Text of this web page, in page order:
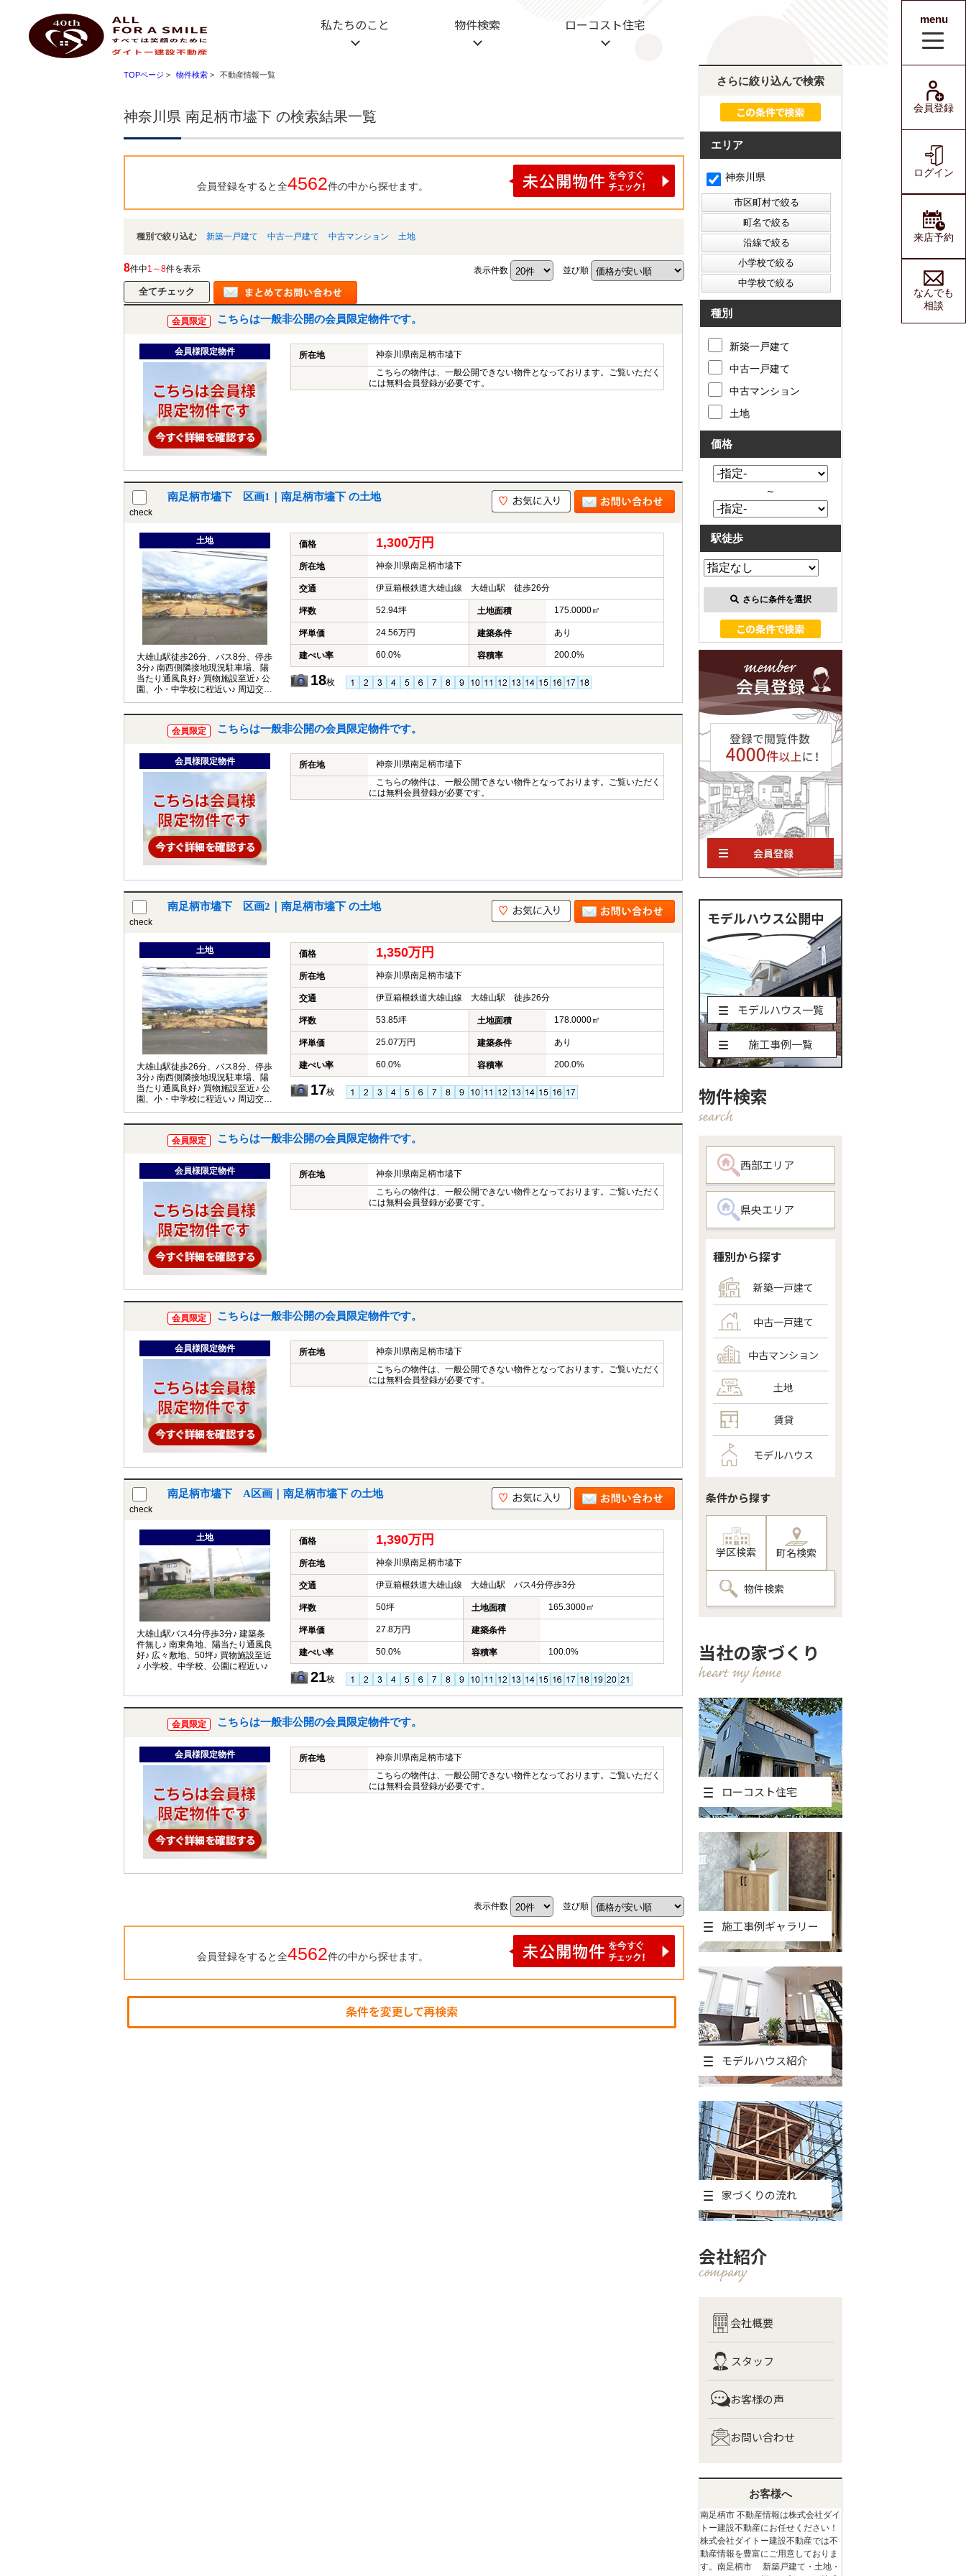
神奈川県 南足柄市壗下 ｜小田原 不動産 ハートマイホーム ダイトー建設不動産
私たちのこと 物件検索 ローコスト住宅
ダイトー建設不動産
menu
会員登録
ログイン
来店予約
なんでも
相談
TOPページ > 物件検索 > 不動産情報一覧
神奈川県 南足柄市壗下 の検索結果一覧
会員登録をすると全4562件の中から探せます。
種別で絞り込む 新築一戸建て 中古一戸建て 中古マンション 土地
8件中1～8件を表示 表示件数 並び順
会員限定 こちらは一般非公開の会員限定物件です。
会員様限定物件 所在地
神奈川県南足柄市壗下
こちらの物件は、一般公開できない物件となっております。ご覧いただく
には無料会員登録が必要です。
check
南足柄市壗下 区画1｜南足柄市壗下 の土地
土地
大雄山駅徒歩26分、バス8分、停歩
3分♪ 南西側隣接地現況駐車場、陽
当たり通風良好♪ 買物施設至近♪ 公
園、小・中学校に程近い♪ 周辺交通
量少なめ♪
価格 1,300万円
所在地 神奈川県南足柄市壗下
交通 伊豆箱根鉄道大雄山線 大雄山駅 徒歩26分
坪数 52.94坪 土地面積 175.0000㎡
坪単価 24.56万円 建築条件 あり
建ぺい率 60.0% 容積率 200.0%
18枚
会員限定 こちらは一般非公開の会員限定物件です。
会員様限定物件 所在地
神奈川県南足柄市壗下
こちらの物件は、一般公開できない物件となっております。ご覧いただく
には無料会員登録が必要です。
check
南足柄市壗下 区画2｜南足柄市壗下 の土地
土地
大雄山駅徒歩26分、バス8分、停歩
3分♪ 南西側隣接地現況駐車場、陽
当たり通風良好♪ 買物施設至近♪ 公
園、小・中学校に程近い♪ 周辺交通
量少なめ♪
価格 1,350万円
所在地 神奈川県南足柄市壗下
交通 伊豆箱根鉄道大雄山線 大雄山駅 徒歩26分
坪数 53.85坪 土地面積 178.0000㎡
坪単価 25.07万円 建築条件 あり
建ぺい率 60.0% 容積率 200.0%
17枚
会員限定 こちらは一般非公開の会員限定物件です。
会員様限定物件 所在地
神奈川県南足柄市壗下
こちらの物件は、一般公開できない物件となっております。ご覧いただく
には無料会員登録が必要です。
会員限定 こちらは一般非公開の会員限定物件です。
会員様限定物件 所在地
神奈川県南足柄市壗下
こちらの物件は、一般公開できない物件となっております。ご覧いただく
には無料会員登録が必要です。
check
南足柄市壗下 A区画｜南足柄市壗下 の土地
土地
大雄山駅バス4分停歩3分♪ 建築条
件無し♪ 南東角地、陽当たり通風良
好♪ 広々敷地、50坪♪ 買物施設至近
♪ 小学校、中学校、公園に程近い♪
価格 1,390万円
所在地 神奈川県南足柄市壗下
交通 伊豆箱根鉄道大雄山線 大雄山駅 バス4分停歩3分
坪数 50坪 土地面積 165.3000㎡
坪単価 27.8万円 建築条件
建ぺい率 50.0% 容積率 100.0%
21枚
会員限定 こちらは一般非公開の会員限定物件です。
会員様限定物件 所在地
神奈川県南足柄市壗下
こちらの物件は、一般公開できない物件となっております。ご覧いただく
には無料会員登録が必要です。
表示件数 並び順
会員登録をすると全4562件の中から探せます。
さらに絞り込んで検索
エリア
神奈川県
種別
新築一戸建て
中古一戸建て
中古マンション
土地
価格
～
駅徒歩
さらに条件を選択
モデルハウス公開中
モデルハウス一覧
施工事例一覧
物件検索
西部エリア
県央エリア
種別から探す
新築一戸建て
中古一戸建て
中古マンション
土地
賃貸
モデルハウス
条件から探す
学区検索 町名検索
物件検索
当社の家づくり
ローコスト住宅
施工事例ギャラリー
モデルハウス紹介
家づくりの流れ
会社紹介
会社概要
スタッフ
お客様の声
お問い合わせ
お客様へ
南足柄市 不動産情報は株式会社ダイ
トー建設不動産にお任せください！
株式会社ダイトー建設不動産では不
動産情報を豊富にご用意しておりま
す。南足柄市 新築戸建て・土地・